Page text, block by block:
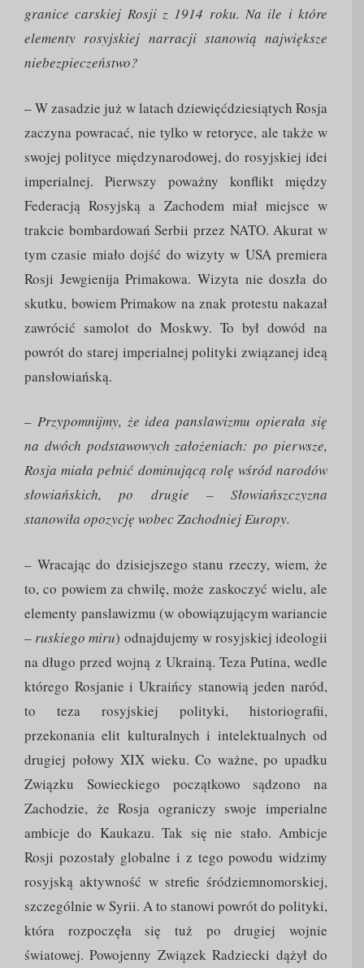
granice carskiej Rosji z 1914 roku. Na ile i które
elementy rosyjskiej narracji stanowią największe
niebezpieczeństwo?
– W zasadzie już w latach dziewięćdziesiątych Rosja
zaczyna powracać, nie tylko w retoryce, ale także w
swojej polityce międzynarodowej, do rosyjskiej idei
imperialnej. Pierwszy poważny konflikt między
Federacją Rosyjską a Zachodem miał miejsce w
trakcie bombardowań Serbii przez NATO. Akurat w
tym czasie miało dojść do wizyty w USA premiera
Rosji Jewgienija Primakowa. Wizyta nie doszła do
skutku, bowiem Primakow na znak protestu nakazał
zawrócić samolot do Moskwy. To był dowód na
powrót do starej imperialnej polityki związanej ideą
pansłowiańską.
– Przypomnijmy, że idea panslawizmu opierała się
na dwóch podstawowych założeniach: po pierwsze,
Rosja miała pełnić dominującą rolę wśród narodów
słowiańskich, po drugie – Słowiańszczyzna
stanowiła opozycję wobec Zachodniej Europy.
– Wracając do dzisiejszego stanu rzeczy, wiem, że
to, co powiem za chwilę, może zaskoczyć wielu, ale
elementy panslawizmu (w obowiązującym wariancie
– ruskiego miru) odnajdujemy w rosyjskiej ideologii
na długo przed wojną z Ukrainą. Teza Putina, wedle
którego Rosjanie i Ukraińcy stanowią jeden naród,
to teza rosyjskiej polityki, historiografii,
przekonania elit kulturalnych i intelektualnych od
drugiej połowy XIX wieku. Co ważne, po upadku
Związku Sowieckiego początkowo sądzono na
Zachodzie, że Rosja ograniczy swoje imperialne
ambicje do Kaukazu. Tak się nie stało. Ambicje
Rosji pozostały globalne i z tego powodu widzimy
rosyjską aktywność w strefie śródziemnomorskiej,
szczególnie w Syrii. A to stanowi powrót do polityki,
która rozpoczęła się tuż po drugiej wojnie
światowej. Powojenny Związek Radziecki dążył do